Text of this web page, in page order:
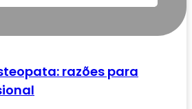
razões para